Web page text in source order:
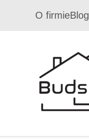
O firmieBlog